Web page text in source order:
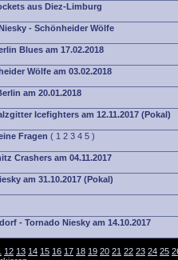
aus Diez-Limburg
- Schönheider Wölfe
Blues am 17.02.2018
Wölfe am 03.02.2018
am 20.01.2018
Icefighters am 12.11.2017 (Pokal)
Fragen ( 1 2 3 4 5 )
Crashers am 04.11.2017
am 31.10.2017 (Pokal)
- Tornado Niesky am 14.10.2017
12 13 14 15 16 17 18 19 20 21 22 23 24 25